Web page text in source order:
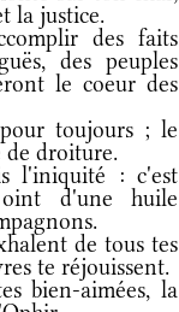
la justice.
des faits
des peuples
le coeur des
toujours ; le
de droiture.
l'iniquité : c'est
d'une huile
de tous tes
te réjouissent.
bien-aimées, la